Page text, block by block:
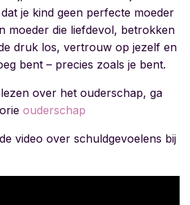
je kind geen perfecte moeder
moeder die liefdevol, betrokken
druk los, vertrouw op jezelf en
bent – precies zoals je bent.
over het ouderschap, ga
ouderschap
video over schuldgevoelens bij